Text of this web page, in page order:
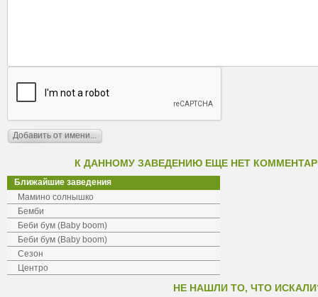
К ДАННОМУ ЗАВЕДЕНИЮ ЕЩЕ НЕТ
Ближайшие заведения
Мамино солнышко
Бемби
Беби бум (Baby boom)
Беби бум (Baby boom)
Сезон
Центро
НЕ НАШЛИ ТО, ЧТО